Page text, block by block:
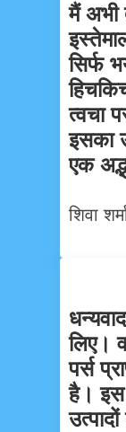
मैं
सिर्फ
त्वचा
इसका
एक
शिवा
लिए।
पर्स
है। इस